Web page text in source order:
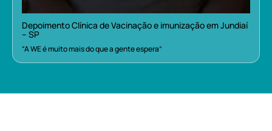
Depoimento Clínica de Vacinação e imunização em Jundiaí
– SP
“A WE é muito mais do que a gente espera”